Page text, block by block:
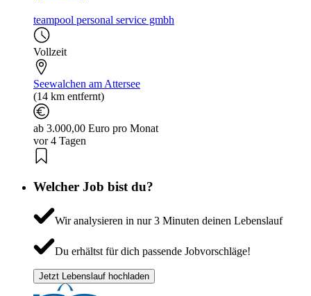
teampool personal service gmbh
Vollzeit
Seewalchen am Attersee
(14 km entfernt)
ab 3.000,00 Euro pro Monat
vor 4 Tagen
Welcher Job bist du?
Wir analysieren in nur 3 Minuten deinen Lebenslauf
Du erhältst für dich passende Jobvorschläge!
Jetzt Lebenslauf hochladen